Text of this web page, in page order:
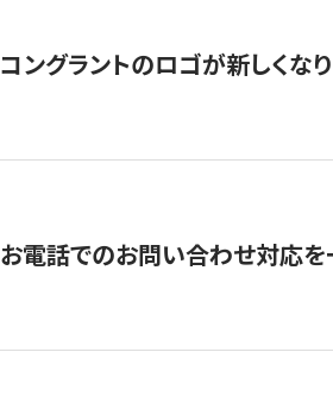
コングラントのロゴが新しくな
お電話でのお問い合わせ対応